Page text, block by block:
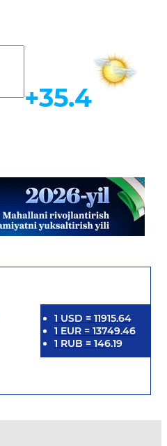
Ob-havo
+35.4
1 USD = 11915.64
1 EUR= 13749.46
1 RUB = 146.19